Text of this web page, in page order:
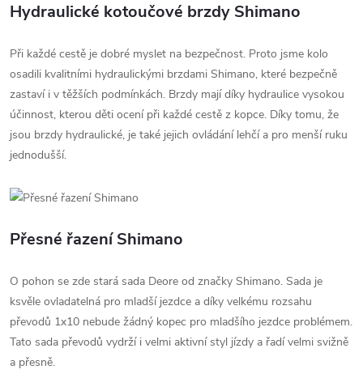
Hydraulické kotoučové brzdy Shimano
Při každé cestě je dobré myslet na bezpečnost. Proto jsme kolo
osadili kvalitními hydraulickými brzdami Shimano, které bezpečně
zastaví i v těžších podmínkách. Brzdy mají díky hydraulice vysokou
účinnost, kterou děti ocení při každé cestě z kopce. Díky tomu, že
jsou brzdy hydraulické, je také jejich ovládání lehčí a pro menší ruku
jednodušší.
Přesné řazení Shimano
O pohon se zde stará sada Deore od značky Shimano. Sada je
ksvěle ovladatelná pro mladší jezdce a díky velkému rozsahu
převodů 1x10 nebude žádný kopec pro mladšího jezdce problémem.
Tato sada převodů vydrží i velmi aktivní styl jízdy a řadí velmi svižně
a přesně.